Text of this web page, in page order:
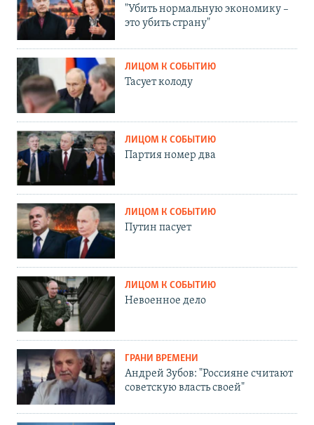
"Убить нормальную экономику –
это убить страну"
ЛИЦОМ К СОБЫТИЮ
Тасует колоду
ЛИЦОМ К СОБЫТИЮ
Партия номер два
ЛИЦОМ К СОБЫТИЮ
Путин пасует
ЛИЦОМ К СОБЫТИЮ
Невоенное дело
ГРАНИ ВРЕМЕНИ
Андрей Зубов: "Россияне считают
советскую власть своей"